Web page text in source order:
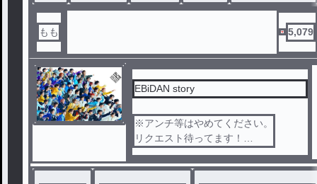
もも 5,079
EBiDAN story
※アンチ等はやめてください。
リクエスト待ってます！
EBiDAN縛り、EBiDANstory